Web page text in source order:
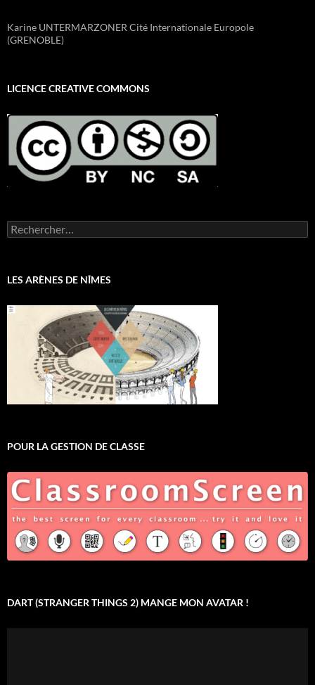
Karine UNTERMARZONER Cité Internationale Europole
(GRENOBLE)
LICENCE CREATIVE COMMONS
Rechercher :
LES ARÈNES DE NÎMES
POUR LA GESTION DE CLASSE
DART (STRANGER THINGS 2) MANGE MON AVATAR !